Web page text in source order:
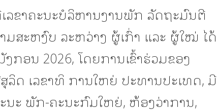
ຂາຄະນະບໍລິຫານງານພັກ ລັດຖະມົນຕີ
ມສະຫງົບ ລະຫວ່າງ ຜູ້ເກົ່າ ແລະ ຜູ້ໃໝ່ ໄດ້
ກອນ 2026, ໂດຍການເຂົ້າຮ່ວມຂອງ
ລິດ ເລຂາທິ ການໃຫຍ່ ປະທານປະເທດ, ມີ
ນະ ພັກ-ຄະນະກົມໃຫຍ່, ຫ້ອງວ່າການ,